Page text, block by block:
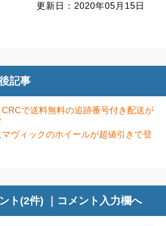
更新日：2020年05月15日
記事
CRCで送料無料の追跡番号付き配送が
マヴィックのホイールが超値引きで登
ト(2件) ｜ コメント入力欄へ